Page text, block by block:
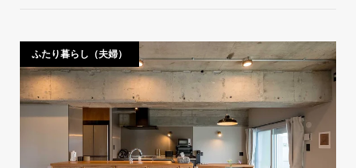
ふたり暮らし（夫婦）